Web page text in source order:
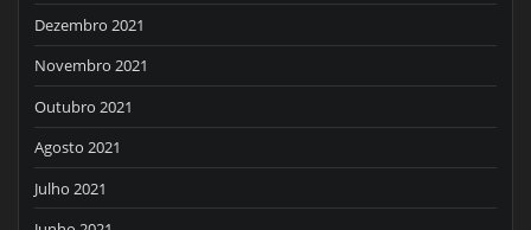
Dezembro 2021
Novembro 2021
Outubro 2021
Agosto 2021
Julho 2021